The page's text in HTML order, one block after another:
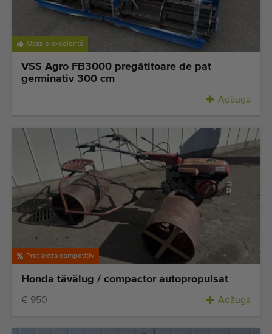
Ocazie excelentă
VSS Agro FB3000 pregătitoare de pat
germinativ 300 cm
Adăuga
Pret extra competitiv
Honda tăvălug / compactor autopropulsat
€ 950 Adăuga